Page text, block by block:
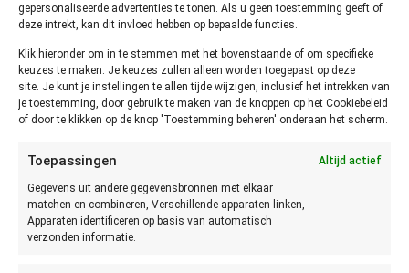
gepersonaliseerde advertenties te tonen. Als u geen toestemming geeft of
deze intrekt, kan dit invloed hebben op bepaalde functies.
Klik hieronder om in te stemmen met het bovenstaande of om specifieke
keuzes te maken. Je keuzes zullen alleen worden toegepast op deze
site. Je kunt je instellingen te allen tijde wijzigen, inclusief het intrekken van
je toestemming, door gebruik te maken van de knoppen op het Cookiebeleid
of door te klikken op de knop 'Toestemming beheren' onderaan het scherm.
Toepassingen Altijd actief
Gegevens uit andere gegevensbronnen met elkaar
matchen en combineren, Verschillende apparaten linken,
Apparaten identificeren op basis van automatisch
verzonden informatie.
Op de fruitschaal blijven kruisbessen 2 dagen goed. Zorg
Eventueel kan je er een keukenpapiertje onder leggen om
vocht op te nemen. Daardoor blijven ze langer goed.
In de koelkast blijven kruisbessen 1 tot 3 dagen goed. Ook
ze snel kneuzen en bederven.
Kruisbessen invriezen